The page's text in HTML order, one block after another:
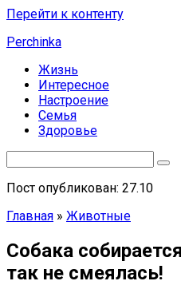
Перейти к контенту
Perchinka
Жизнь
Интересное
Настроение
Семья
Здоровье
Пост опубликован: 27.10
Главная » Животные
Собака
так не смеялась!